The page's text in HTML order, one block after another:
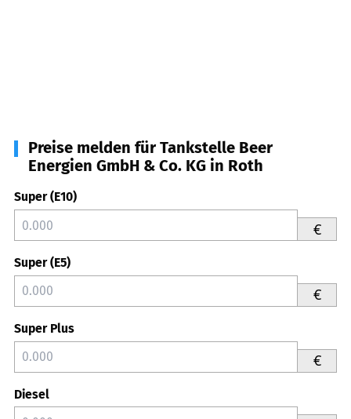
Preise melden für Tankstelle Beer
Energien GmbH & Co. KG in Roth
Super (E10)
€
Super (E5)
€
Super Plus
€
Diesel